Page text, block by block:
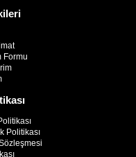
Formu
Politikası